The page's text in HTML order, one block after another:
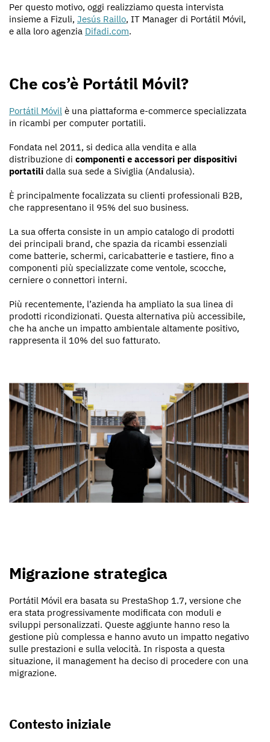
Per questo motivo, oggi realizziamo questa intervista
insieme a Fizuli, Jesús Raillo, IT Manager di Portátil Móvil,
e alla loro agenzia Difadi.com.
Che cos’è Portátil Móvil?
Portátil Móvil è una piattaforma e-commerce specializzata
in ricambi per computer portatili.
Fondata nel 2011, si dedica alla vendita e alla
distribuzione di componenti e accessori per dispositivi
portatili dalla sua sede a Siviglia (Andalusia).
È principalmente focalizzata su clienti professionali B2B,
che rappresentano il 95% del suo business.
La sua offerta consiste in un ampio catalogo di prodotti
dei principali brand, che spazia da ricambi essenziali
come batterie, schermi, caricabatterie e tastiere, fino a
componenti più specializzate come ventole, scocche,
cerniere o connettori interni.
Più recentemente, l’azienda ha ampliato la sua linea di
prodotti ricondizionati. Questa alternativa più accessibile,
che ha anche un impatto ambientale altamente positivo,
rappresenta il 10% del suo fatturato.
Migrazione strategica
Portátil Móvil era basata su PrestaShop 1.7, versione che
era stata progressivamente modificata con moduli e
sviluppi personalizzati. Queste aggiunte hanno reso la
gestione più complessa e hanno avuto un impatto negativo
sulle prestazioni e sulla velocità. In risposta a questa
situazione, il management ha deciso di procedere con una
migrazione.
Contesto iniziale